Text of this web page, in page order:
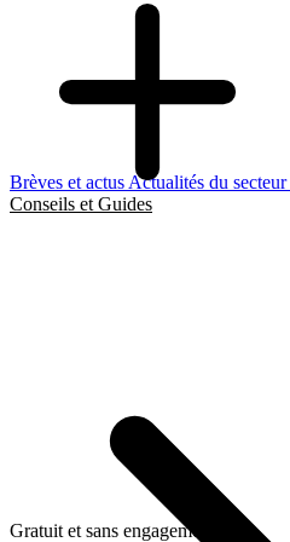
Brèves et actus Actualités du secteur
Conseils et Guides
Gratuit et sans engagement